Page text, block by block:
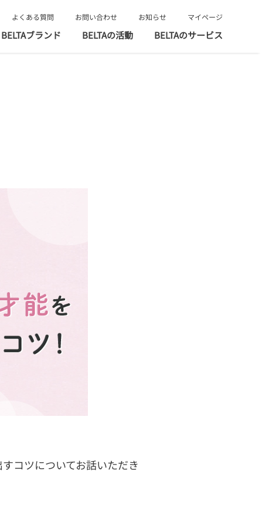
マイページ
お知らせ
お問い合わせ
よくある質問
BELTAブランド BELTAの活動 BELTAのサービス
コツについてお話いただき